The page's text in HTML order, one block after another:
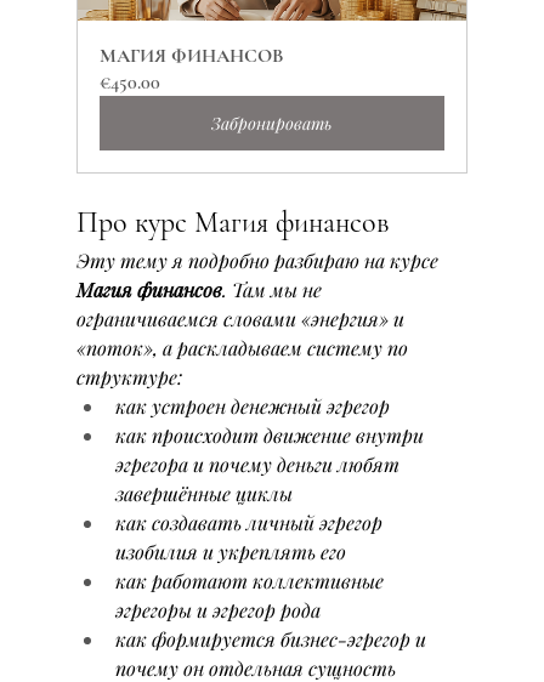
МАГИЯ ФИНАНСОВ
€450.00
Забронировать
Про курс Магия финансов
Эту тему я подробно разбираю на курсе
Магия финансов. Там мы не
ограничиваемся словами «энергия» и
«поток», а раскладываем систему по
структуре:
как устроен денежный эгрегор
как происходит движение внутри
эгрегора и почему деньги любят
завершённые циклы
как создавать личный эгрегор
изобилия и укреплять его
как работают коллективные
эгрегоры и эгрегор рода
как формируется бизнес-эгрегор и
почему он отдельная сущность